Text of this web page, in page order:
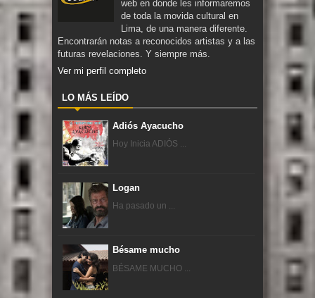
web en donde les informaremos
de toda la movida cultural en
Lima, de una manera diferente.
Encontrarán notas a reconocidos artistas y a las
futuras revelaciones. Y siempre más.
Ver mi perfil completo
LO MÁS LEÍDO
Adiós Ayacucho
Hoy Inicia ADIÓS ...
Logan
Ha pasado un ...
Bésame mucho
BÉSAME MUCHO ...